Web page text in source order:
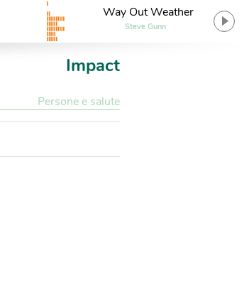
Way Out Weather
Steve Gunn
Impact
Persone e salute